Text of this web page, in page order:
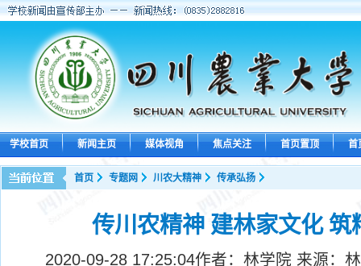
学校首页 新闻主页 媒体视角 焦点关注 首页置顶 首
首页 专题网 川农大精神 传承弘扬
传川农精神 建林家文化 筑
2020-09-28 17:25:04作者：林学院 来源：